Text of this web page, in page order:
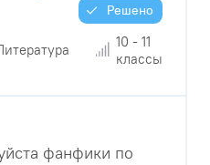
Решено
10 - 11
классы
фанфики по